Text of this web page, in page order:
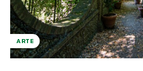
ARTE